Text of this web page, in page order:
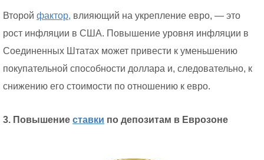
Второй фактор, влияющий на укрепление евро, — это
рост инфляции в США. Повышение уровня инфляции в
Соединенных Штатах может привести к уменьшению
покупательной способности доллара и, следовательно, к
снижению его стоимости по отношению к евро.
3. Повышение ставки по депозитам в Еврозоне